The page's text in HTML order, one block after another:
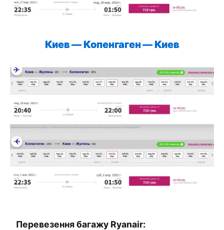
Киев — Копенгаген — Киев
Перевезення багажу Ryanair: